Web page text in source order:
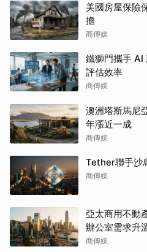
美國房屋保險
擔
商傳媒
鐵獅門攜手 AI
評估效率
商傳媒
澳洲塔斯馬尼
年漲近一成
商傳媒
Tether聯手沙
商傳媒
亞太商用不動
辦公室需求升
商傳媒